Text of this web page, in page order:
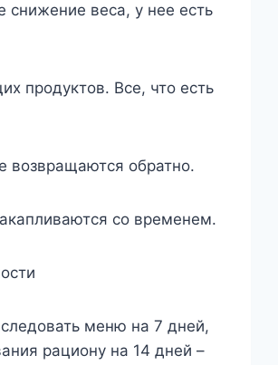
снижение веса, у нее есть
продуктов. Все, что есть
возвращаются обратно.
со временем.
меню на 7 дней,
рациону на 14 дней –